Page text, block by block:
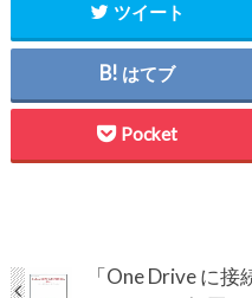
ツイート
はてブ
Pocket
「One Drive に